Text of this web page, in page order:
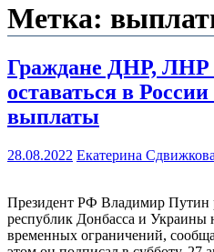
Метка:
Граждане ДНР, ЛНР
оставаться в
выплаты
28.08.2022 Екатерина Сдвижкова
Президент РФ Владимир Путин
республик Донбасса и Украины
временных ограничений,